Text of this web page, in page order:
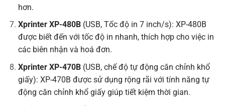
hơn.
Xprinter XP-480B(USB, Tốc độ in 7 inch/s): XP-480B
được biết đến với tốc độ in nhanh, thích hợp cho việc in
các biên nhận và hoá đơn.
Xprinter XP-470B(USB, chế độ tự động căn chỉnh khổ
giấy): XP-470B được sử dụng rộng rãi với tính năng tự
động căn chỉnh khổ giấy giúp tiết kiệm thời gian.